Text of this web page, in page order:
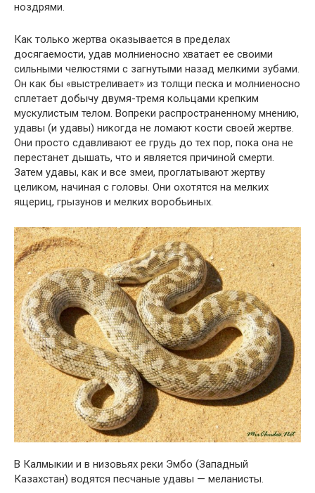
ноздрями.
Как только жертва оказывается в пределах
досягаемости, удав молниеносно хватает ее своими
сильными челюстями с загнутыми назад мелкими зубами.
Он как бы «выстреливает» из толщи песка и молниеносно
сплетает добычу двумя-тремя кольцами крепким
мускулистым телом. Вопреки распространенному мнению,
удавы (и удавы) никогда не ломают кости своей жертве.
Они просто сдавливают ее грудь до тех пор, пока она не
перестанет дышать, что и является причиной смерти.
Затем удавы, как и все змеи, проглатывают жертву
целиком, начиная с головы. Они охотятся на мелких
ящериц, грызунов и мелких воробьиных.
В Калмыкии и в низовьях реки Эмбо (Западный
Казахстан) водятся песчаные удавы — меланисты.